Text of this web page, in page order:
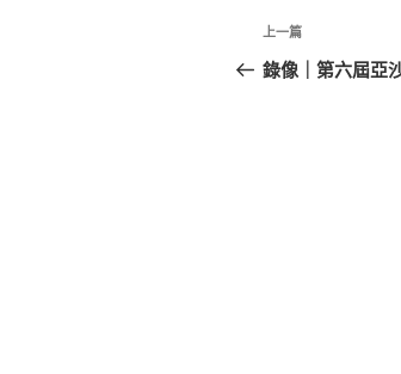
文
章
上
一
上一篇
錄像｜第六屆亞